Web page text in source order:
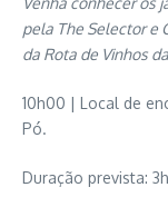
pela The Selector e
da Rota de Vinhos
10h00 | Local de
Pó.
Duração prevista: